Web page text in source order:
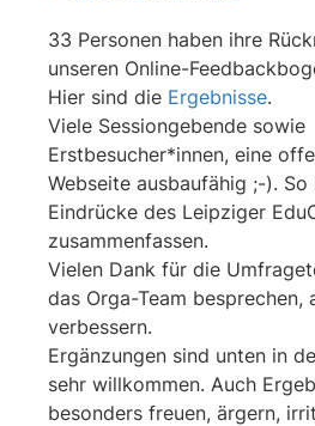
33 Personen haben ihre
unseren Online-
Hier sind die Ergebnisse.
Viele Sessiongebende sowie
Erstbesucher*innen, eine
Webseite ausbaufähig ;-). So
Eindrücke des Leipziger
zusammenfassen.
Vielen Dank für die
das Orga-Team besprechen,
verbessern.
Ergänzungen sind unten in
sehr willkommen. Auch
besonders freuen, ärgern,